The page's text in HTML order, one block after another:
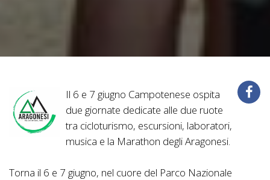
Il 6 e 7 giugno Campotenese ospita
due giornate dedicate alle due ruote
tra cicloturismo, escursioni, laboratori,
musica e la Marathon degli Aragonesi.
Torna il 6 e 7 giugno, nel cuore del Parco Nazionale